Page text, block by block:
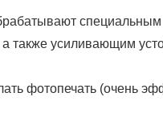
усиливающим
фотопечать (очень